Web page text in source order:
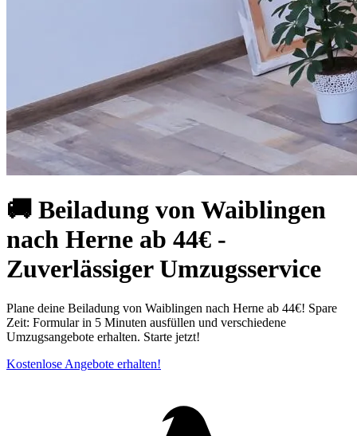
🚚 Beiladung von Waiblingen
nach Herne ab 44€ -
Zuverlässiger Umzugsservice
Plane deine Beiladung von Waiblingen nach Herne ab 44€! Spare
Zeit: Formular in 5 Minuten ausfüllen und verschiedene
Umzugsangebote erhalten. Starte jetzt!
Kostenlose Angebote erhalten!